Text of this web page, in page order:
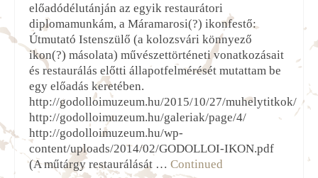
előadódélutánján az egyik restaurátori
diplomamunkám, a Máramarosi(?) ikonfestő:
Útmutató Istenszülő (a kolozsvári könnyező
ikon(?) másolata) művészettörténeti vonatkozásait
és restaurálás előtti állapotfelmérését mutattam be
egy előadás keretében.
http://godolloimuzeum.hu/2015/10/27/muhelytitkok/
http://godolloimuzeum.hu/galeriak/page/4/
http://godolloimuzeum.hu/wp-
content/uploads/2014/02/GODOLLOI-IKON.pdf
(A műtárgy restaurálását … Continued